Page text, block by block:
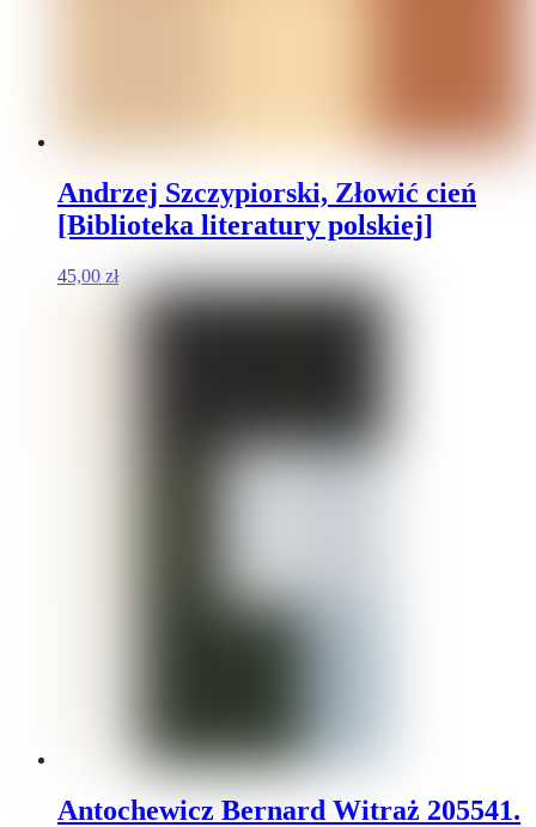
Andrzej Szczypiorski, Złowić cień
[Biblioteka literatury polskiej]
45,00 zł
Antochewicz Bernard Witraż 205541.